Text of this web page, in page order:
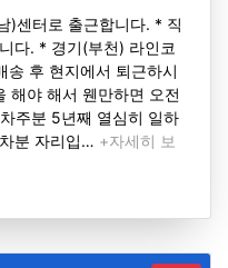
센터로 출근합니다. * 직
다. * 경기(부천) 라인코
송 후 현지에서 퇴근하시
해야 해서 웬만하면 오전
주분 5년째 열심히 일하
분 자리입… +자세히 보